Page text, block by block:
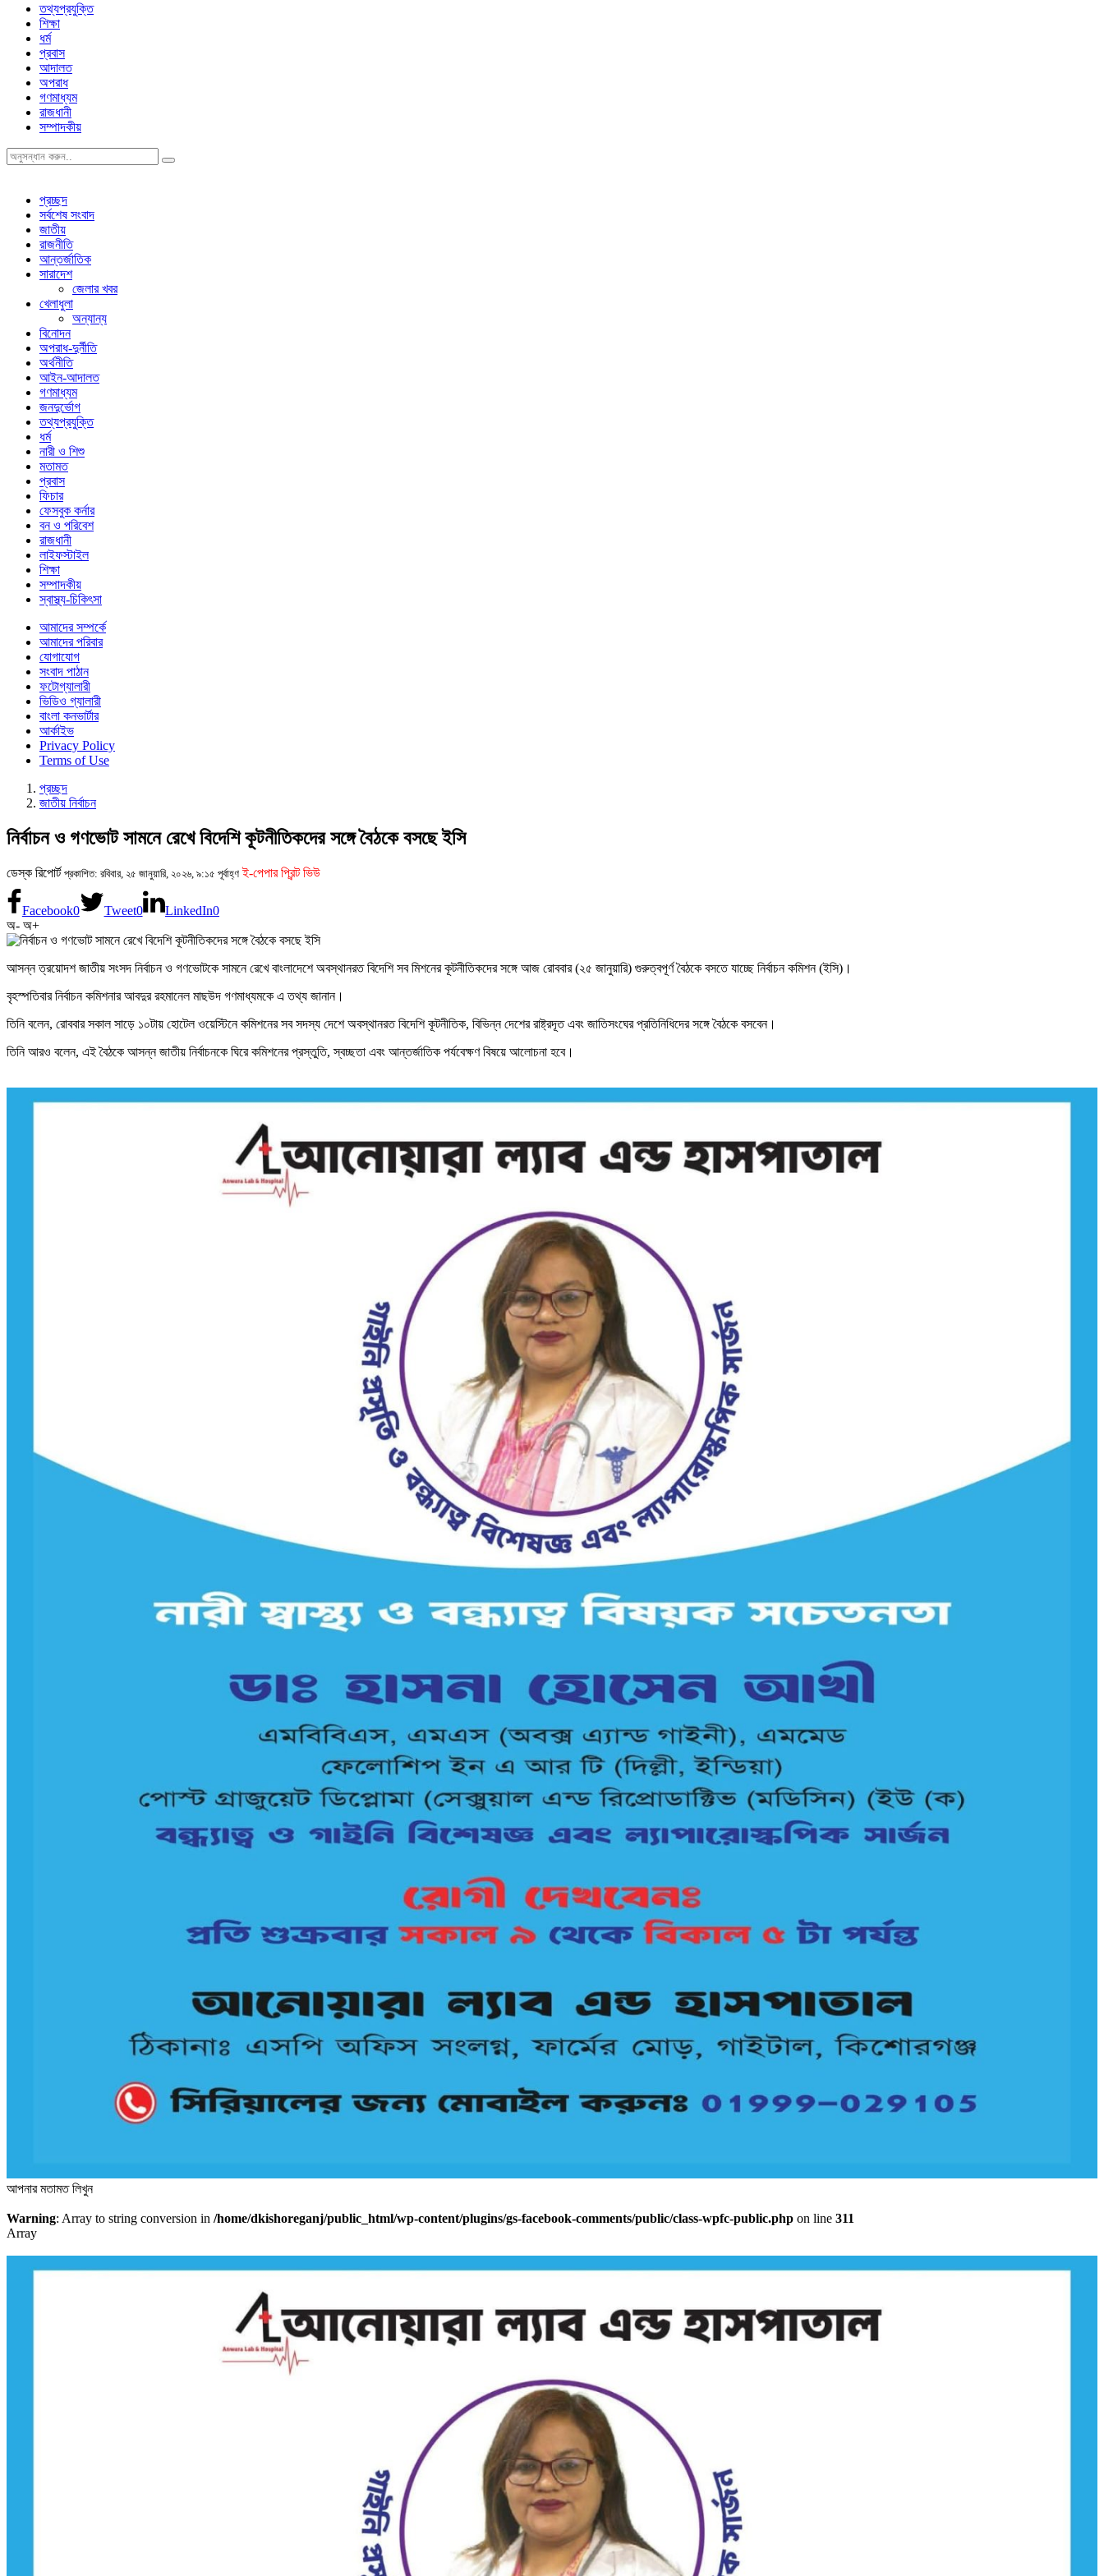
তথ্যপ্রযুক্তি
শিক্ষা
ধর্ম
প্রবাস
আদালত
অপরাধ
গণমাধ্যম
রাজধানী
সম্পাদকীয়
প্রচ্ছদ
সর্বশেষ সংবাদ
জাতীয়
রাজনীতি
আন্তর্জাতিক
সারাদেশ
জেলার খবর
খেলাধুলা
অন্যান্য
বিনোদন
অপরাধ-দুর্নীতি
অর্থনীতি
আইন-আদালত
গণমাধ্যম
জনদুর্ভোগ
তথ্যপ্রযুক্তি
ধর্ম
নারী ও শিশু
মতামত
প্রবাস
ফিচার
ফেসবুক কর্নার
বন ও পরিবেশ
রাজধানী
লাইফস্টাইল
শিক্ষা
সম্পাদকীয়
স্বাস্থ্য-চিকিৎসা
আমাদের সম্পর্কে
আমাদের পরিবার
যোগাযোগ
সংবাদ পাঠান
ফটোগ্যালারী
ভিডিও গ্যালারী
বাংলা কনভার্টার
আর্কাইভ
Privacy Policy
Terms of Use
প্রচ্ছদ
জাতীয় নির্বাচন
নির্বাচন ও গণভোট সামনে রেখে বিদেশি কূটনীতিকদের সঙ্গে বৈঠকে বসছে ইসি
ডেস্ক রিপোর্ট প্রকাশিত: রবিবার, ২৫ জানুয়ারি, ২০২৬, ৯:১৫ পূর্বাহ্ণ ই-পেপার প্রিন্ট ভিউ
Facebook0 Tweet0 LinkedIn0
অ- অ+
আসন্ন ত্রয়োদশ জাতীয় সংসদ নির্বাচন ও গণভোটকে সামনে রেখে বাংলাদেশে অবস্থানরত বিদেশি সব মিশনের কূটনীতিকদের সঙ্গে আজ রোববার (২৫ জানুয়ারি) গুরুত্বপূর্ণ বৈঠকে বসতে যাচ্ছে নির্বাচন কমিশন (ইসি)।
বৃহস্পতিবার নির্বাচন কমিশনার আবদুর রহমানেল মাছউদ গণমাধ্যমকে এ তথ্য জানান।
তিনি বলেন, রোববার সকাল সাড়ে ১০টায় হোটেল ওয়েস্টিনে কমিশনের সব সদস্য দেশে অবস্থানরত বিদেশি কূটনীতিক, বিভিন্ন দেশের রাষ্ট্রদূত এবং জাতিসংঘের প্রতিনিধিদের সঙ্গে বৈঠকে বসবেন।
তিনি আরও বলেন, এই বৈঠকে আসন্ন জাতীয় নির্বাচনকে ঘিরে কমিশনের প্রস্তুতি, স্বচ্ছতা এবং আন্তর্জাতিক পর্যবেক্ষণ বিষয়ে আলোচনা হবে।
আপনার মতামত লিখুন
Warning: Array to string conversion in /home/dkishoreganj/public_html/wp-content/plugins/gs-facebook-comments/public/class-wpfc-public.php on line 311
Array